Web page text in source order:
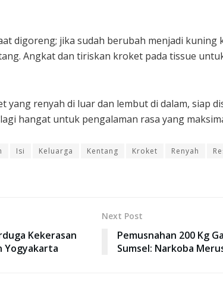
digoreng; jika sudah berubah menjadi kuning
Angkat dan tiriskan kroket pada tissue
yang renyah di luar dan lembut di dalam, siap
hangat untuk pengalaman rasa yang
Isi Keluarga Kentang Kroket Renyah
Kekerasan
Yogyakarta
Next Post
Pemusnahan 200 Kg
Sumsel: Narkoba